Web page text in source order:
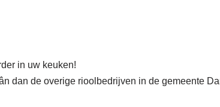
in uw keuken!
dan de overige rioolbedrijven in de gemeente